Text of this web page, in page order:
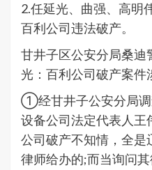
2.任延光、曲强、高明
百利公司违法破产。
甘井子区公安分局桑迪
光：百利公司破产案件
①经甘井子公安分局调
设备公司法定代表人王
公司破产不知情，全是
律师给办的;而当询问